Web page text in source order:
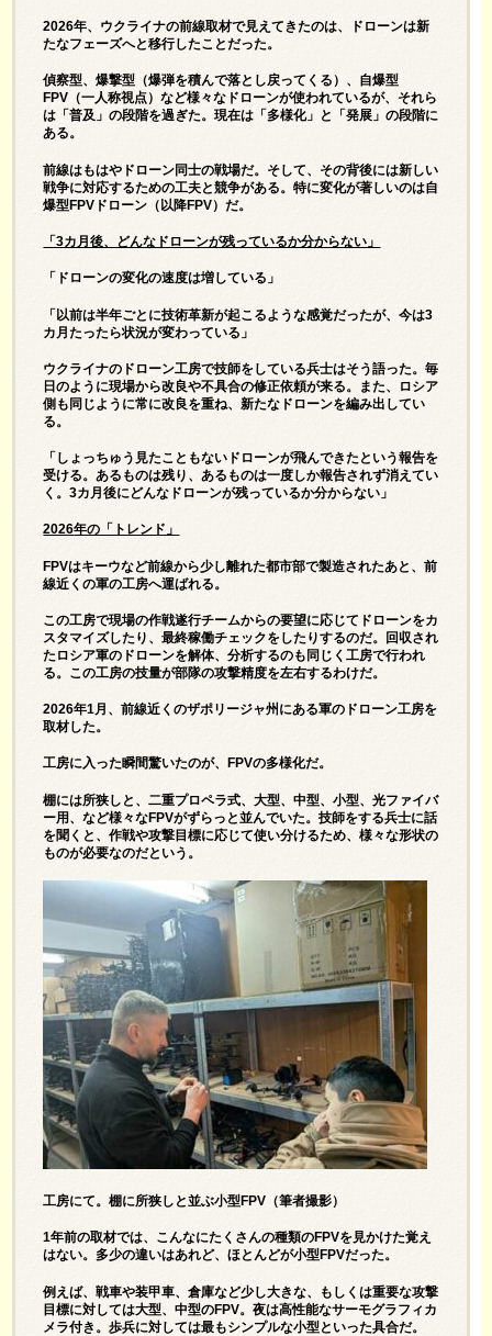
2026年、ウクライナの前線取材で見えてきたのは、ドローンは新
たなフェーズへと移行したことだった。
偵察型、爆撃型（爆弾を積んで落とし戻ってくる）、自爆型
FPV（一人称視点）など様々なドローンが使われているが、それら
は「普及」の段階を過ぎた。現在は「多様化」と「発展」の段階に
ある。
前線はもはやドローン同士の戦場だ。そして、その背後には新しい
戦争に対応するための工夫と競争がある。特に変化が著しいのは自
爆型FPVドローン（以降FPV）だ。
「3カ月後、どんなドローンが残っているか分からない」
「ドローンの変化の速度は増している」
「以前は半年ごとに技術革新が起こるような感覚だったが、今は3
カ月たったら状況が変わっている」
ウクライナのドローン工房で技師をしている兵士はそう語った。毎
日のように現場から改良や不具合の修正依頼が来る。また、ロシア
側も同じように常に改良を重ね、新たなドローンを編み出してい
る。
「しょっちゅう見たこともないドローンが飛んできたという報告を
受ける。あるものは残り、あるものは一度しか報告されず消えてい
く。3カ月後にどんなドローンが残っているか分からない」
2026年の「トレンド」
FPVはキーウなど前線から少し離れた都市部で製造されたあと、前
線近くの軍の工房へ運ばれる。
この工房で現場の作戦遂行チームからの要望に応じてドローンをカ
スタマイズしたり、最終稼働チェックをしたりするのだ。回収され
たロシア軍のドローンを解体、分析するのも同じく工房で行われ
る。この工房の技量が部隊の攻撃精度を左右するわけだ。
2026年1月、前線近くのザポリージャ州にある軍のドローン工房を
取材した。
工房に入った瞬間驚いたのが、FPVの多様化だ。
棚には所狭しと、二重プロペラ式、大型、中型、小型、光ファイバ
ー用、など様々なFPVがずらっと並んでいた。技師をする兵士に話
を聞くと、作戦や攻撃目標に応じて使い分けるため、様々な形状の
ものが必要なのだという。
工房にて。棚に所狭しと並ぶ小型FPV（筆者撮影）
1年前の取材では、こんなにたくさんの種類のFPVを見かけた覚え
はない。多少の違いはあれど、ほとんどが小型FPVだった。
例えば、戦車や装甲車、倉庫など少し大きな、もしくは重要な攻撃
目標に対しては大型、中型のFPV。夜は高性能なサーモグラフィカ
メラ付き。歩兵に対しては最もシンプルな小型といった具合だ。